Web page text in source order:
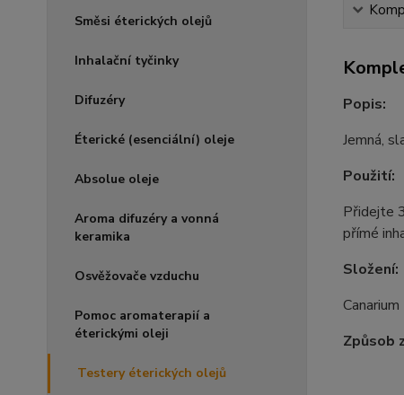
Směsi éterických olejů
Inhalační tyčinky
Difuzéry
Éterické (esenciální) oleje
Absolue oleje
Aroma difuzéry a vonná
keramika
Osvěžovače vzduchu
Pomoc aromaterapií a
éterickými oleji
Testery éterických olejů
Popis:
Jemná,
Použití:
Přidejte
přímé
Složení:
Způsob